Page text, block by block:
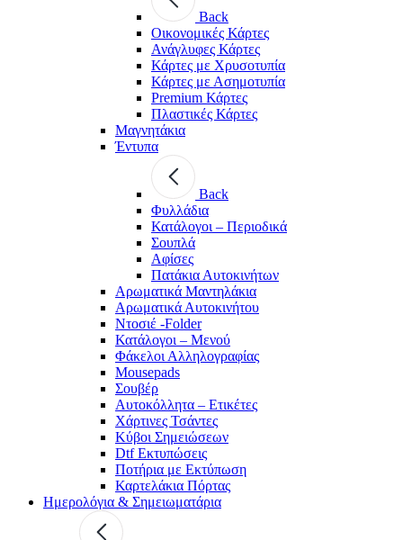
Back
Οικονομικές Κάρτες
Ανάγλυφες Κάρτες
Κάρτες με Χρυσοτυπία
Κάρτες με Ασημοτυπία
Premium Κάρτες
Πλαστικές Κάρτες
Μαγνητάκια
Έντυπα
Back
Φυλλάδια
Κατάλογοι – Περιοδικά
Σουπλά
Αφίσες
Πατάκια Αυτοκινήτων
Αρωματικά Μαντηλάκια
Αρωματικά Αυτοκινήτου
Ντοσιέ -Folder
Κατάλογοι – Μενού
Φάκελοι Αλληλογραφίας
Mousepads
Σουβέρ
Αυτοκόλλητα – Ετικέτες
Χάρτινες Τσάντες
Κύβοι Σημειώσεων
Dtf Εκτυπώσεις
Ποτήρια με Εκτύπωση
Καρτελάκια Πόρτας
Ημερολόγια & Σημειωματάρια